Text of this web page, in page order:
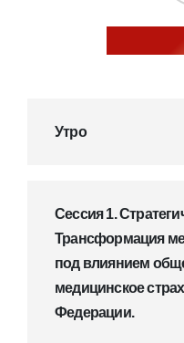
1 ДЕНЬ.
Утро
Сессия 1.
Трансформация
под влиянием
медицинское
Федерации.